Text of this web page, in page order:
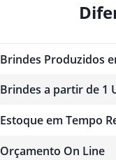
Brindes Produzidos
Brindes a partir de 1
Estoque em Tempo
Orçamento On Line